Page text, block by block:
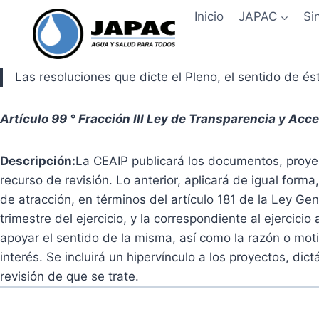
content
Inicio JAPAC
Las resoluciones que dicte el Pleno, el sentido de
Artículo 99 ° Fracción III Ley de Transparencia y
Descripción:La CEAIP publicará los documentos,
recurso de revisión. Lo anterior, aplicará de igual
de atracción, en términos del artículo 181 de la Ley
trimestre del ejercicio, y la correspondiente al
apoyar el sentido de la misma, así como la razón o
interés. Se incluirá un hipervínculo a los proyectos,
revisión de que se trate.